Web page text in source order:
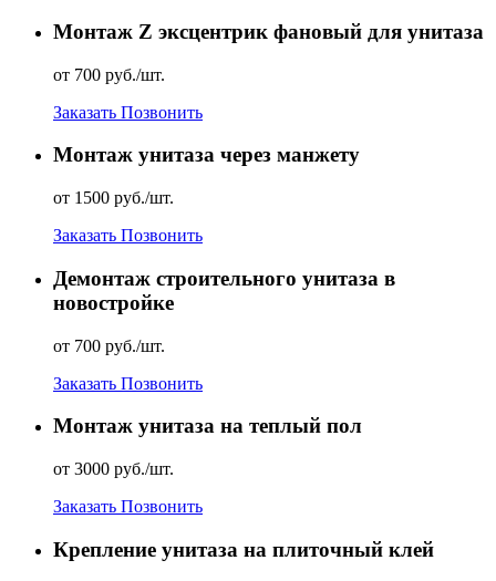
Монтаж Z эксцентрик фановый для унитаза
от 700 руб./шт.
Заказать Позвонить
Монтаж унитаза через манжету
от 1500 руб./шт.
Заказать Позвонить
Демонтаж строительного унитаза в
новостройке
от 700 руб./шт.
Заказать Позвонить
Монтаж унитаза на теплый пол
от 3000 руб./шт.
Заказать Позвонить
Крепление унитаза на плиточный клей